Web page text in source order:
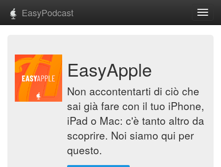
EasyPodcast
EasyApple
Non accontentarti di ciò che
sai già fare con il tuo iPhone,
iPad o Mac: c'è tanto altro da
scoprire. Noi siamo qui per
questo.